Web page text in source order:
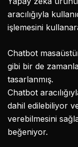
aracılığıyla
işlemesini
Chatbot
gibi bir de
tasarlanmış.
Chatbot
dahil edilebiliyor
verebilmesini
beğeniyor.